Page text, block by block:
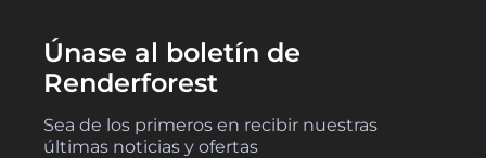
Únase al boletín de
Renderforest
Sea de los primeros en recibir nuestras
últimas noticias y ofertas